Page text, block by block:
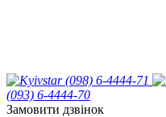
(098) 6-4444-71
(093) 6-4444-70
Замовити дзвінок